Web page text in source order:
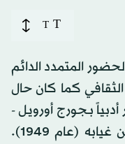
T
T
المتمدد الدائم
كما كان حال
بـجورج أورويل -
«1984» التي نشرها قبل أشهر من غيابه (عام 1949).